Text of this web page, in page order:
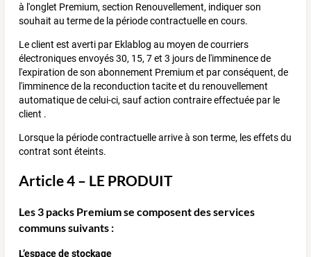
à l'onglet Premium, section Renouvellement, indiquer son
souhait au terme de la période contractuelle en cours.
Le client est averti par Eklablog au moyen de courriers
électroniques envoyés 30, 15, 7 et 3 jours de l'imminence de
l'expiration de son abonnement Premium et par conséquent, de
l'imminence de la reconduction tacite et du renouvellement
automatique de celui-ci, sauf action contraire effectuée par le
client .
Lorsque la période contractuelle arrive à son terme, les effets du
contrat sont éteints.
Article 4 – LE PRODUIT
Les 3 packs Premium se composent des services
communs suivants :
L’espace de stockage